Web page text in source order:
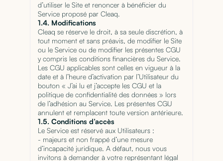
d’utiliser le Site et renoncer à bénéficier du
Service proposé par Cleaq.
1.4. Modifications
Cleaq se réserve le droit, à sa seule discrétion, à
tout moment et sans préavis, de modifier le Site
ou le Service ou de modifier les présentes CGU
y compris les conditions financières du Service.
Les CGU applicables sont celles en vigueur à la
date et à l’heure d’activation par l’Utilisateur du
bouton « J’ai lu et j’accepte les CGU et la
politique de confidentialité des données » lors
de l’adhésion au Service. Les présentes CGU
annulent et remplacent toute version antérieure.
1.5. Conditions d’accès
Le Service est réservé aux Utilisateurs :
- majeurs et non frappé d’une mesure
d’incapacité juridique. A défaut, nous vous
invitons à demander à votre représentant légal